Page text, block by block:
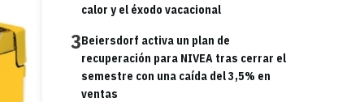
calor y el éxodo vacacional
3Beiersdorf activa un plan de
recuperación para NIVEA tras cerrar el
semestre con una caída del 3,5% en
ventas